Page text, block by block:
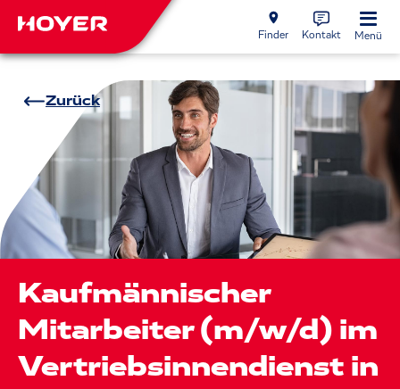
Finder Kontakt Menü
Zurück
Kaufmännischer
Mitarbeiter (m/w/d) im
Vertriebsinnendienst in